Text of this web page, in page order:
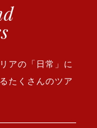
アの「日常」に
たくさんのツア